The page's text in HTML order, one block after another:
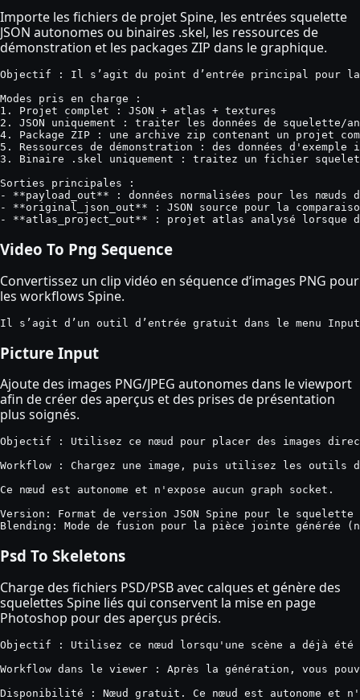
Importe les fichiers de projet Spine, les entrées squelette
JSON autonomes ou binaires .skel, les ressources de
démonstration et les packages ZIP dans le graphique.
Objectif : Il s’agit du point d’entrée principal pour
Modes pris en charge :
1. Projet complet : JSON + atlas + textures
2. JSON uniquement : traiter les données de squelette/
4. Package ZIP : une archive zip contenant un projet
5. Ressources de démonstration : des données
3. Binaire .skel uniquement : traitez un fichier
Sorties principales :
- **payload_out** : données normalisées pour les nœuds
- **original_json_out** : JSON source pour la
- **atlas_project_out** : projet atlas analysé lorsque
Video To Png Sequence
Convertissez un clip vidéo en séquence d’images PNG pour
les workflows Spine.
Il s’agit d’un outil d’entrée gratuit dans le menu
Picture Input
Ajoute des images PNG/JPEG autonomes dans le viewport
afin de créer des aperçus et des prises de présentation
plus soignés.
Objectif : Utilisez ce nœud pour placer des images
Workflow : Chargez une image, puis utilisez les outils
Ce nœud est autonome et n'expose aucun graph socket.
Version: Format de version JSON Spine pour le squelette
Blending: Mode de fusion pour la pièce jointe
Psd To Skeletons
Charge des fichiers PSD/PSB avec calques et génère des
squelettes Spine liés qui conservent la mise en page
Photoshop pour des aperçus précis.
Objectif : Utilisez ce nœud lorsqu'une scène a déjà été
Workflow dans le viewer : Après la génération, vous
Disponibilité : Nœud gratuit. Ce nœud est autonome et